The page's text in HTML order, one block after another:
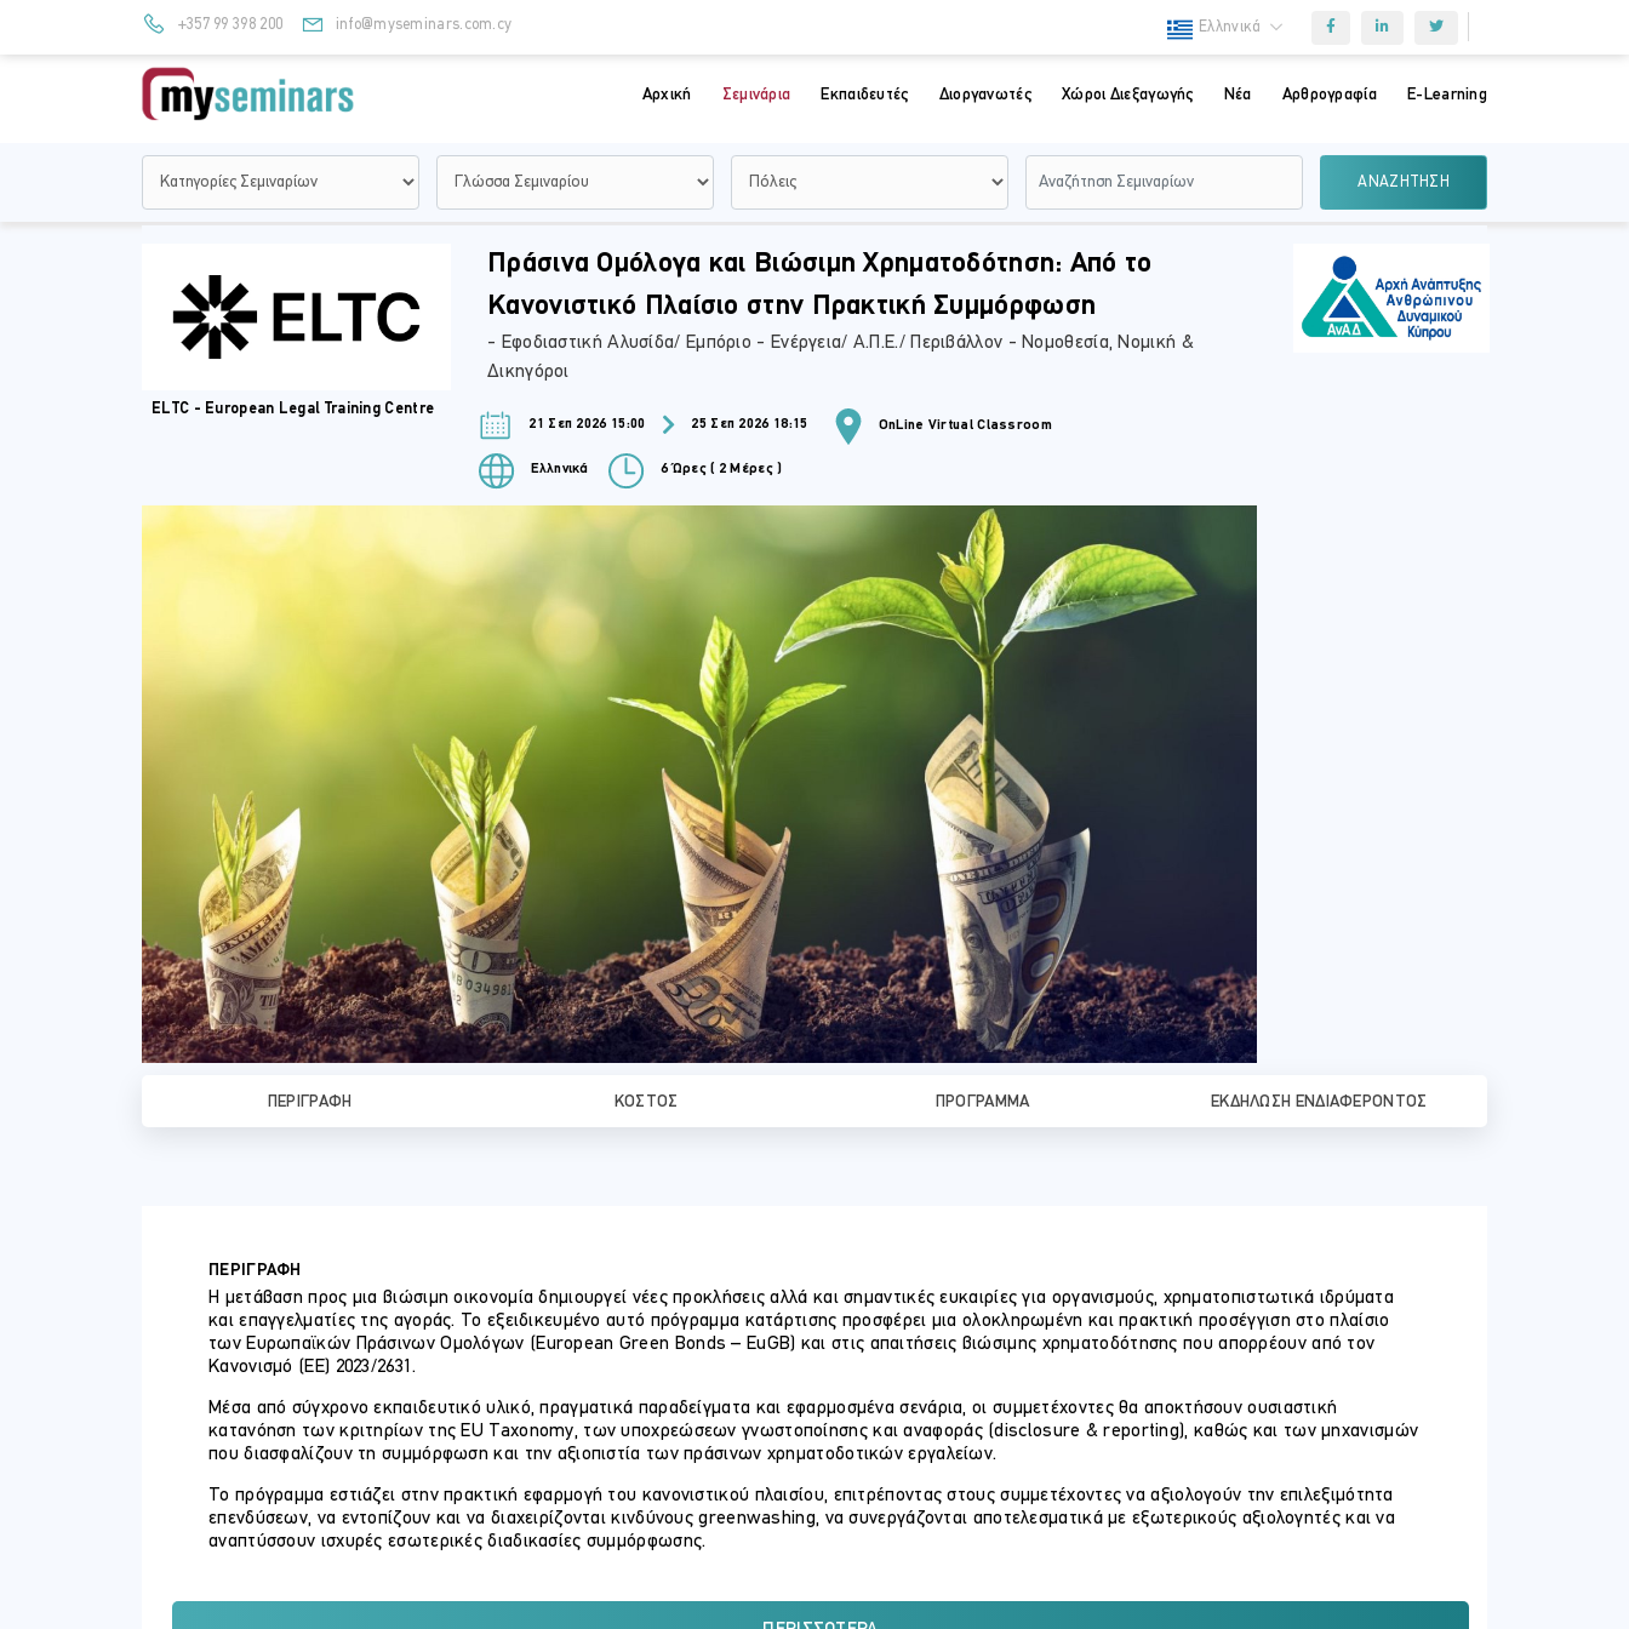
+357 99 398 200 info@myseminars.com.cy Ελληνικά
Αρχική Σεμινάρια Εκπαιδευτές Διοργανωτές Χώροι Διεξαγωγής Νέα Αρθρογραφία E-Learning
ΑΝΑΖΗΤΗΣΗ
ELTC - European Legal Training Centre
Πράσινα Ομόλογα και Βιώσιμη Χρηματοδότηση: Από το
Κανονιστικό Πλαίσιο στην Πρακτική Συμμόρφωση
- Εφοδιαστική Αλυσίδα/ Εμπόριο - Ενέργεια/ Α.Π.Ε./ Περιβάλλον - Νομοθεσία, Νομική &
Δικηγόροι
21 Σεπ 2026 15:00 25 Σεπ 2026 18:15 OnLine Virtual Classroom
Ελληνικά 6 Ώρες ( 2 Μέρες )
ΠΕΡΙΓΡΑΦΉ ΚΌΣΤΟΣ ΠΡΌΓΡΑΜΜΑ ΕΚΔΉΛΩΣΗ ΕΝΔΙΑΦΈΡΟΝΤΟΣ
ΠΕΡΙΓΡΑΦΗ
Η μετάβαση προς μια βιώσιμη οικονομία δημιουργεί νέες προκλήσεις αλλά και σημαντικές ευκαιρίες για οργανισμούς, χρηματοπιστωτικά ιδρύματα
και επαγγελματίες της αγοράς. Το εξειδικευμένο αυτό πρόγραμμα κατάρτισης προσφέρει μια ολοκληρωμένη και πρακτική προσέγγιση στο πλαίσιο
των Ευρωπαϊκών Πράσινων Ομολόγων (European Green Bonds – EuGB) και στις απαιτήσεις βιώσιμης χρηματοδότησης που απορρέουν από τον
Κανονισμό (ΕΕ) 2023/2631.
Μέσα από σύγχρονο εκπαιδευτικό υλικό, πραγματικά παραδείγματα και εφαρμοσμένα σενάρια, οι συμμετέχοντες θα αποκτήσουν ουσιαστική
κατανόηση των κριτηρίων της EU Taxonomy, των υποχρεώσεων γνωστοποίησης και αναφοράς (disclosure & reporting), καθώς και των μηχανισμών
που διασφαλίζουν τη συμμόρφωση και την αξιοπιστία των πράσινων χρηματοδοτικών εργαλείων.
Το πρόγραμμα εστιάζει στην πρακτική εφαρμογή του κανονιστικού πλαισίου, επιτρέποντας στους συμμετέχοντες να αξιολογούν την επιλεξιμότητα
επενδύσεων, να εντοπίζουν και να διαχειρίζονται κινδύνους greenwashing, να συνεργάζονται αποτελεσματικά με εξωτερικούς αξιολογητές και να
αναπτύσσουν ισχυρές εσωτερικές διαδικασίες συμμόρφωσης.
επαγγελματίες κεφαλαιαγορών και επενδύσεων, καθώς και σε στελέχη οργανισμών που συμμετέχουν στην έκδοση, αξιολόγηση ή διαχείριση